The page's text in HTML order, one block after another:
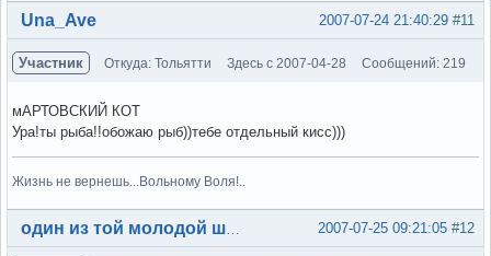
Вне форума #11
2007-07-24 21:40:29
Una_Ave
Участник Откуда: Тольятти Здесь с 2007-04-28 Сообщений: 219
мАРТОВСКИЙ КОТ
Ура!ты рыба!!обожаю рыб))тебе отдельный кисс)))
Жизнь не вернешь...Вольному Воля!..
Вне форума #12
2007-07-25 09:21:05
один из той молодой шпаны